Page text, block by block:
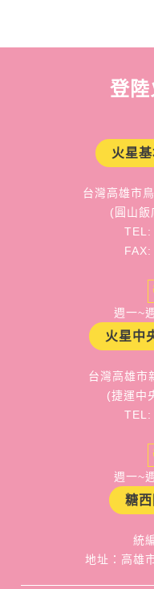
登
火星
台灣高雄市
(圓山飯
週一~
火星中
台灣高雄市
(捷運中
TEL:
週一~
糖
統
地址：高雄